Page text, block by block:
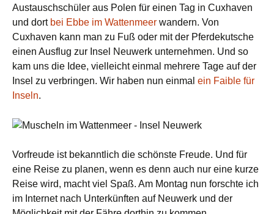
Austauschschüler aus Polen für einen Tag in Cuxhaven
und dort bei Ebbe im Wattenmeer wandern. Von
Cuxhaven kann man zu Fuß oder mit der Pferdekutsche
einen Ausflug zur Insel Neuwerk unternehmen. Und so
kam uns die Idee, vielleicht einmal mehrere Tage auf der
Insel zu verbringen. Wir haben nun einmal ein Faible für
Inseln.
Vorfreude ist bekanntlich die schönste Freude. Und für
eine Reise zu planen, wenn es denn auch nur eine kurze
Reise wird, macht viel Spaß. Am Montag nun forschte ich
im Internet nach Unterkünften auf Neuwerk und der